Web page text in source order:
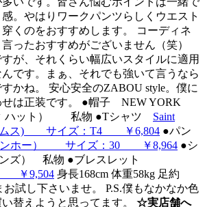
。やはりワークパンツらしくウエスト
くのをおすすめします。
コーディネ
ったおすすめがございません（笑）
が、それくらい幅広いスタイルに適用
です。まぁ、それでも強いて言うなら
かね。 安心安全のZABOU style。僕に
は正装です。 ●帽子 NEW YORK
ハット） 私物 ●Tシャツ Saint
ームス) サイズ：T4 ￥6,804 ●パン
ンホー） サイズ：30 ￥8,964 ●シ
ズ） 私物 ●ブレスレット
￥9,504 身長168cm 体重58kg 足約
お試し下さいませ。 P.S.僕もなかなか色
替えようと思ってます。 ☆実店舗へ